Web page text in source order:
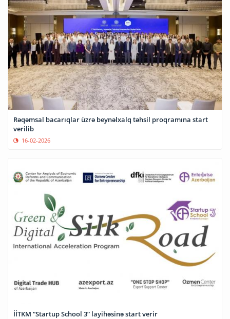
Rəqəmsal bacarıqlar üzrə beynəlxalq təhsil proqramına start
verilib
16-02-2026
İİTKM “Startup School 3” layihəsinə start verir